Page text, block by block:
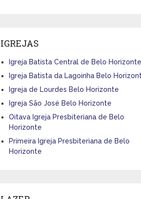
IGREJAS
Igreja Batista Central de Belo Horizonte
Igreja Batista da Lagoinha Belo
Igreja de Lourdes Belo Horizonte
Igreja São José Belo Horizonte
Oitava Igreja Presbiteriana de Belo
Horizonte
Primeira Igreja Presbiteriana de Belo
Horizonte